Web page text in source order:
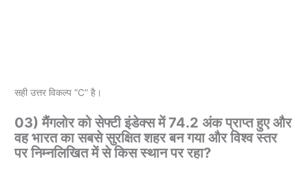
सही उत्तर विकल्प “C” है।
03) मैंगलोर को सेफ्टी इंडेक्स में 74.2 अंक प्राप्त हुए और
वह भारत का सबसे सुरक्षित शहर बन गया और विश्व स्तर
पर निम्नलिखित में से किस स्थान पर रहा?